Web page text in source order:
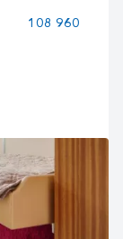
108 960